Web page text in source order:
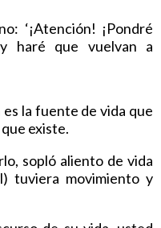
‘¡Atención! ¡Pondré
haré que vuelvan a
la fuente de vida que
existe.
sopló aliento de vida
tuviera movimiento y